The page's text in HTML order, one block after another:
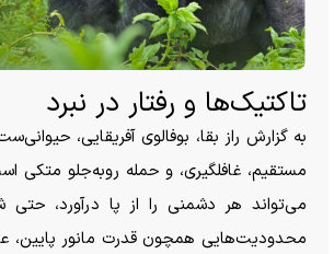
تاکتیک‌ها و رفتار در نبرد
به گزارش راز بقا، بوفالوی آفریقایی،
مستقیم، غافلگیری، و حمله رو‌به‌جلو متکی
می‌تواند هر دشمنی را از پا درآورد، حتی
محدودیت‌هایی همچون قدرت مانور پایین،